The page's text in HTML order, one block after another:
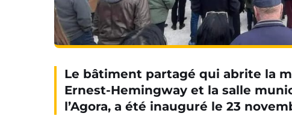
Le bâtiment partagé qui abrite la
Ernest-Hemingway et la salle
l’Agora, a été inauguré le 23